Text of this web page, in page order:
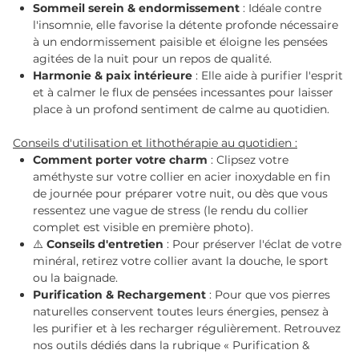
Sommeil serein & endormissement : Idéale contre
l'insomnie, elle favorise la détente profonde nécessaire
à un endormissement paisible et éloigne les pensées
agitées de la nuit pour un repos de qualité.
Harmonie & paix intérieure : Elle aide à purifier l'esprit
et à calmer le flux de pensées incessantes pour laisser
place à un profond sentiment de calme au quotidien.
Conseils d'utilisation et lithothérapie au quotidien :
Comment porter votre charm : Clipsez votre
améthyste sur votre collier en acier inoxydable en fin
de journée pour préparer votre nuit, ou dès que vous
ressentez une vague de stress (le rendu du collier
complet est visible en première photo).
⚠️Conseils d'entretien: Pour préserver l'éclat de votre
minéral, retirez votre collier avant la douche, le sport
ou la baignade.
Purification & Rechargement : Pour que vos pierres
naturelles conservent toutes leurs énergies, pensez à
les purifier et à les recharger régulièrement. Retrouvez
nos outils dédiés dans la rubrique « Purification &